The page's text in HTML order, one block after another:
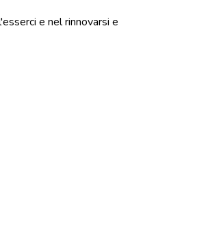
e nel rinnovarsi e